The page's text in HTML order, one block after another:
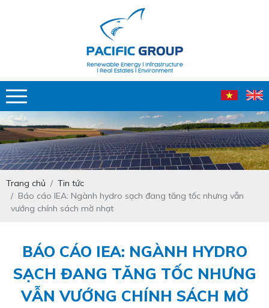
Trang chủ
Tin tức
Báo cáo IEA: Ngành hydro sạch đang tăng tốc nhưng vẫn
vướng chính sách mờ nhạt
BÁO CÁO IEA: NGÀNH HYDRO
SẠCH ĐANG TĂNG TỐC NHƯNG
VẪN VƯỚNG CHÍNH SÁCH MỜ